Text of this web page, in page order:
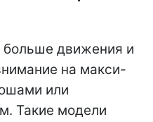
больше движения и
на макси-
или
Такие модели